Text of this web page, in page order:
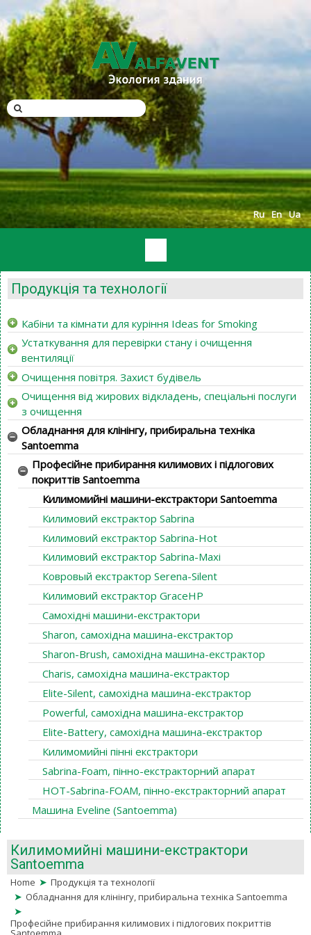
Ua
En
Ru
Продукція та технології
Кабіни та кімнати для куріння Ideas for Smoking
Устаткування для перевірки стану і очищення
вентиляції
Очищення повітря. Захист будівель
Очищення від жирових відкладень, спеціальні послуги
з очищення
Обладнання для клінінгу, прибиральна техніка
Santoemma
Професійне прибирання килимових і підлогових
покриттів Santoemma
Килимомийні машини-екстрактори Santoemma
Килимовий екстрактор Sabrina
Килимовий екстрактор Sabrina-Hot
Килимовий екстрактор Sabrina-Maxi
Ковровый екстрактор Serena-Silent
Килимовий екстрактор GraceHP
Самохідні машини-екстрактори
Sharon, самохідна машина-екстрактор
Sharon-Brush, самохідна машина-екстрактор
Charis, самохідна машина-екстрактор
Elite-Silent, самохідна машина-екстрактор
Powerful, самохідна машина-екстрактор
Elite-Battery, самохідна машина-екстрактор
Килимомийні пінні екстрактори
Sabrina-Foam, пінно-екстракторний апарат
HOT-Sabrina-FOAM, пінно-екстракторний апарат
Машина Eveline (Santoemma)
Килимомийні машини-екстрактори
Santoemma
Home ➤ Продукція та технології
➤ Обладнання для клінінгу, прибиральна техніка Santoemma
➤
Професійне прибирання килимових і підлогових покриттів